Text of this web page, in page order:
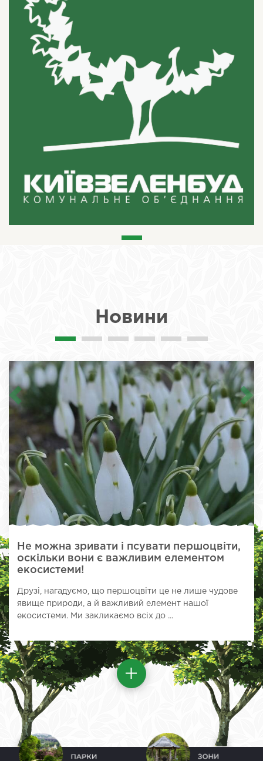
Новини
Не можна зривати і псувати першоцвіти,
оскільки вони є важливим елементом
екосистеми!
Друзі, нагадуємо, що першоцвіти це не лише чудове
явище природи, а й важливий елемент нашої
екосистеми. Ми закликаємо всіх до ...